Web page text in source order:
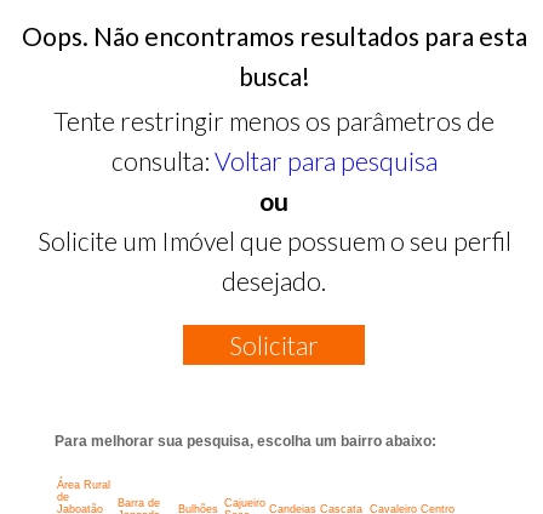
Oops. Não encontramos resultados para esta
busca!
Tente restringir menos os parâmetros de
consulta: Voltar para pesquisa
ou
Solicite um Imóvel que possuem o seu perfil
desejado.
Solicitar
Para melhorar sua pesquisa, escolha um bairro abaixo:
Área Rural
de
Jaboatão
Barra de
Bulhões Cajueiro Candeias Cascata Cavaleiro Centro